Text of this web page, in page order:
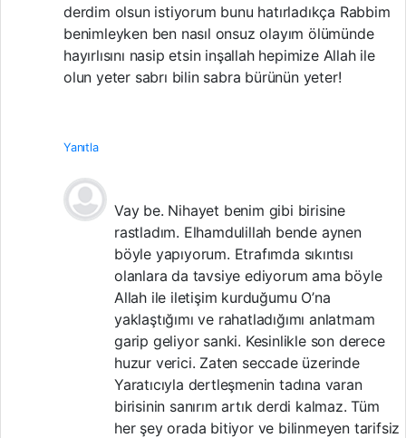
derdim olsun istiyorum bunu hatırladıkça Rabbim
benimleyken ben nasıl onsuz olayım ölümünde
hayırlısını nasip etsin inşallah hepimize Allah ile
olun yeter sabrı bilin sabra bürünün yeter!
Yanıtla
Vay be. Nihayet benim gibi birisine
rastladım. Elhamdulillah bende aynen
böyle yapıyorum. Etrafımda sıkıntısı
olanlara da tavsiye ediyorum ama böyle
Allah ile iletişim kurduğumu O’na
yaklaştığımı ve rahatladığımı anlatmam
garip geliyor sanki. Kesinlikle son derece
huzur verici. Zaten seccade üzerinde
Yaratıcıyla dertleşmenin tadına varan
birisinin sanırım artık derdi kalmaz. Tüm
her şey orada bitiyor ve bilinmeyen tarifsiz